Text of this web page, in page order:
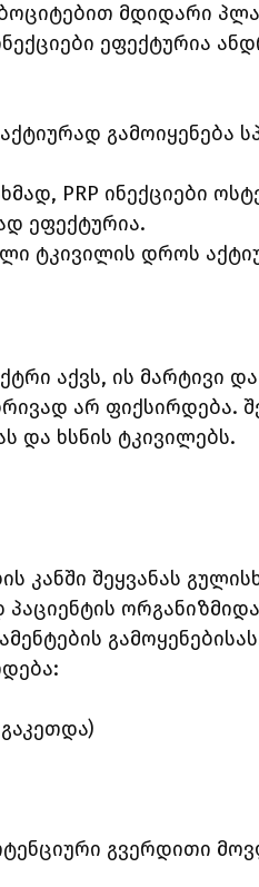
მდიდარი
ეფექტურია
PRP ინექციები
ეფექტურია.
ტკივილის დროს
აქვს, ის მარტივი
არ ფიქსირდება.
და ხსნის ტკივილებს.
კანში შეყვანას
გვერდითი